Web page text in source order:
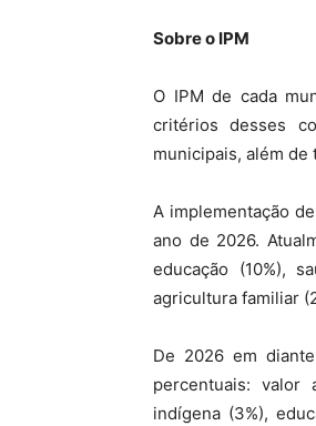
Sobre o IPM
O IPM de cada
critérios desses
municipais, além
A implementação
ano de 2026.
educação (10%),
agricultura familiar
De 2026 em
percentuais: valor
indígena (3%),